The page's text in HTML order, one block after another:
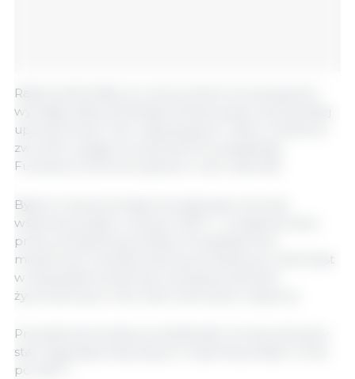
Rada podkreśliła, że wzmocnienie innowacyjności
wymaga odpowiedniego finansowania oraz bardziej
uproszczonych ram regulacyjnych. Wielu ministrów
zwróciło uwagę na znaczenie Europejskiego
Funduszu Konkurencyjności w tym zakresie.
Była to trzecia tematyczna dyskusja na temat
wspólnej polityki rolnej po 2027 r., zorganizowana
przez prezydencję duńską. W październiku
ministrowie omawiali zieloną architekturę, natomiast
w listopadzie skupili się na bezpieczeństwie
żywnościowym oraz ukierunkowaniu wsparcia.
Prezydencja duńska przedstawiła również aktualny
stan negocjacji dotyczących wspólnej polityki rolnej
po 2027 r.